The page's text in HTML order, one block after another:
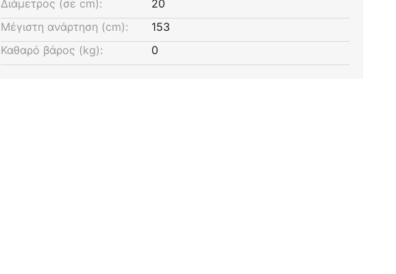
Διάμετρος (σε cm):
20
Μέγιστη ανάρτηση (cm):
153
Καθαρό βάρος (kg):
0